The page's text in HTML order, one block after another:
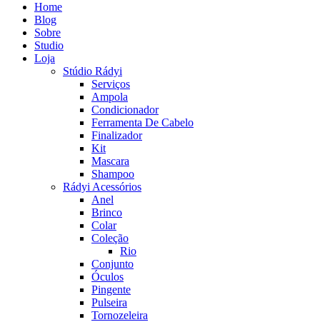
Home
Blog
Sobre
Studio
Loja
Stúdio Rádyi
Serviços
Ampola
Condicionador
Ferramenta De Cabelo
Finalizador
Kit
Mascara
Shampoo
Rádyi Acessórios
Anel
Brinco
Colar
Coleção
Rio
Conjunto
Óculos
Pingente
Pulseira
Tornozeleira